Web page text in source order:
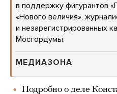
в поддержку фигурантов
«Нового величия»,
и незарегистрированных
Мосгордумы.
МЕДИАЗОНА
Подробно о деле